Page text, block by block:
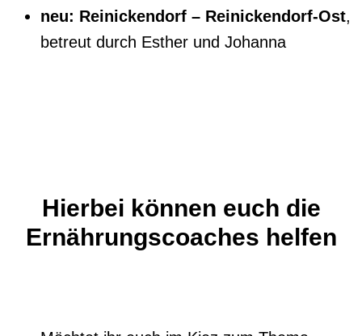
neu: Reinickendorf – Reinickendorf-Ost,
betreut durch Esther und Johanna
Hierbei können euch die
Ernährungscoaches helfen